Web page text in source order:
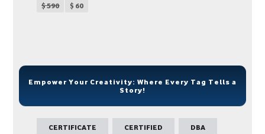
$590 $60
Empower Your Creativity: Where Every Tag Tells a
Story!
CERTIFICATE CERTIFIED
DBA